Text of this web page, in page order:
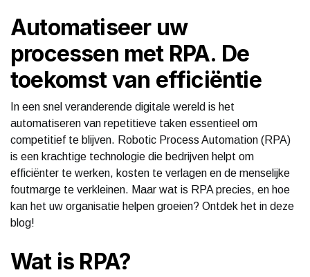
Automatiseer uw
processen met RPA. De
toekomst van efficiëntie
In een snel veranderende digitale wereld is het
automatiseren van repetitieve taken essentieel om
competitief te blijven. Robotic Process Automation (RPA)
is een krachtige technologie die bedrijven helpt om
efficiënter te werken, kosten te verlagen en de menselijke
foutmarge te verkleinen. Maar wat is RPA precies, en hoe
kan het uw organisatie helpen groeien? Ontdek het in deze
blog!
Wat is RPA?